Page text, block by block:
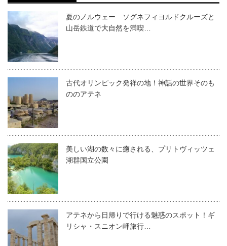
夏のノルウェー ソグネフィヨルドクルーズと
山岳鉄道で大自然を満喫…
古代オリンピック発祥の地！神話の世界そのも
ののアテネ
美しい湖の数々に癒される、プリトヴィッツェ
湖群国立公園
アテネから日帰りで行ける魅惑のスポット！ギ
リシャ・スニオン岬旅行…